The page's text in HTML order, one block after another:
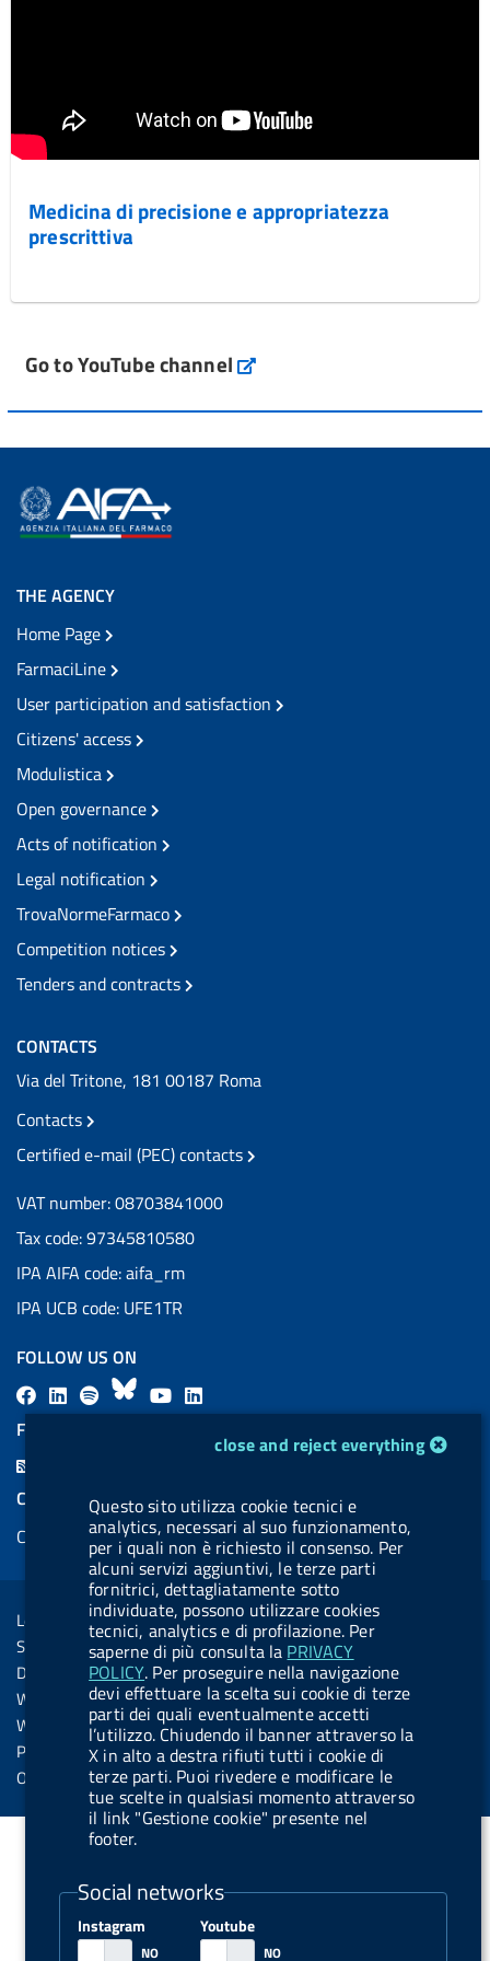
Medicina di precisione e appropriatezza
prescrittiva
Go to YouTube channel
cookie management moduleclose and reject everything
Questo sito utilizza cookie tecnici e
analytics, necessari al suo funzionamento,
per i quali non è richiesto il consenso. Per
alcuni servizi aggiuntivi, le terze parti
fornitrici, dettagliatamente sotto
individuate, possono utilizzare cookies
tecnici, analytics e di profilazione. Per
saperne di più consulta la PRIVACY
POLICY. Per proseguire nella navigazione
devi effettuare la scelta sui cookie di terze
parti dei quali eventualmente accetti
l’utilizzo. Chiudendo il banner attraverso la
X in alto a destra rifiuti tutti i cookie di
terze parti. Puoi rivedere e modificare le
tue scelte in qualsiasi momento attraverso
il link "Gestione cookie" presente nel
footer.
Social networks
Instagram Youtube
THE AGENCY
Home Page
FarmaciLine
User participation and satisfaction
Citizens' access
Modulistica
Open governance
Acts of notification
Legal notification
TrovaNormeFarmaco
Competition notices
Tenders and contracts
CONTACTS
Via del Tritone, 181 00187 Roma
Contacts
Certified e-mail (PEC) contacts
VAT number: 08703841000
Tax code: 97345810580
IPA AIFA code: aifa_rm
IPA UCB code: UFE1TR
FOLLOW US ON
F
a
L
i
a
l
.
b
u
t
t
o
n
.
s
p
o
i
f
B
l
s
k
y
Y
o
u
b
e
i
e
d
i
n
FEED RSS
COOKIES
Cookie management
Sezione Link Utili
Legal notice
Social Media Policy
Dichiarazione di accessibilità
Web accessibility
Website statistics
Privacy
Online services